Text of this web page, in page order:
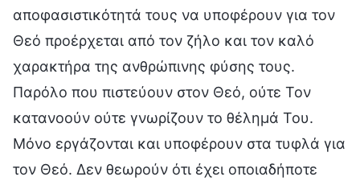
αποφασιστικότητά τους να υποφέρουν για τον
Θεό προέρχεται από τον ζήλο και τον καλό
χαρακτήρα της ανθρώπινης φύσης τους.
Παρόλο που πιστεύουν στον Θεό, ούτε Τον
κατανοούν ούτε γνωρίζουν το θέλημά Του.
Μόνο εργάζονται και υποφέρουν στα τυφλά για
τον Θεό. Δεν θεωρούν ότι έχει οποιαδήποτε